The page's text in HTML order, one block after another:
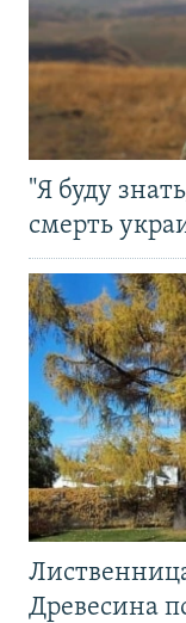
"Я буду
смерть
Древесина